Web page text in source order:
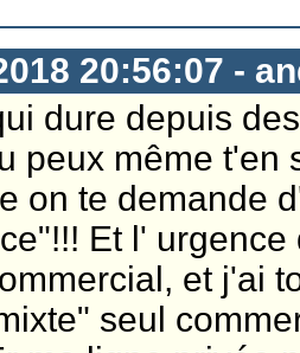
20:56:07 -
dure depuis
peux même t'en
on te demande
Et l'
et j'ai
seul